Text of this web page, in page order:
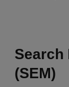
Search
(SEM)